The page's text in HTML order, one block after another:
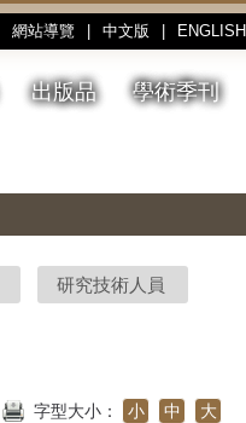
網站導覽 中文版 ENGLISH
出版品 學術季刊
研究技術人員
字型大小： 小 中 大